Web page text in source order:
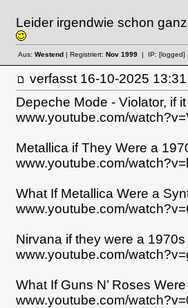
Leider irgendwie schon
Aus: Westend| Registriert: Nov 1999| IP: [logged]
verfasst 16-10-2025
Depeche Mode - Violator, if
www.youtube.com/
Metallica if They Were a
www.youtube.com/
What If Metallica Were a
www.youtube.com/
Nirvana if they were a
www.youtube.com/
What If Guns N’ Roses
www.youtube.com/